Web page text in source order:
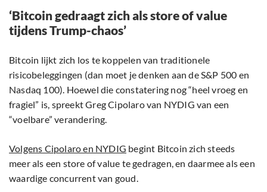
‘Bitcoin gedraagt zich als store of value
tijdens Trump-chaos’
Bitcoin lijkt zich los te koppelen van traditionele
risicobeleggingen (dan moet je denken aan de S&P 500 en
Nasdaq 100). Hoewel die constatering nog “heel vroeg en
fragiel” is, spreekt Greg Cipolaro van NYDIG van een
“voelbare” verandering.
Volgens Cipolaro en NYDIG begint Bitcoin zich steeds
meer als een store of value te gedragen, en daarmee als een
waardige concurrent van goud.